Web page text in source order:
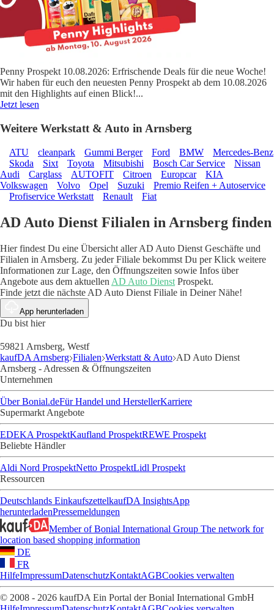
Penny Prospekt 10.08.2026: Erfrischende Deals für die neue Woche!
Wir haben für euch den neuesten Penny Prospekt ab dem 10.08.2026
mit den Highlights auf einen Blick!...
Jetzt lesen
Weitere Werkstatt & Auto in Arnsberg
ATU cleanpark Gummi Berger Ford BMW
Mercedes-Benz
Skoda
Sixt Toyota Mitsubishi Bosch Car Service
Nissan
Audi
Carglass AUTOFIT Citroen Europcar
KIA
Volkswagen
Volvo Opel Suzuki
Premio Reifen + Autoservice
Profiservice Werkstatt
Renault Fiat
AD Auto Dienst Filialen in Arnsberg finden
Hier findest Du eine Übersicht aller AD Auto Dienst Geschäfte und
Filialen in Arnsberg. Zu jeder Filiale bekommst Du per Klick weitere
Informationen zur Lage, den Öffnungszeiten sowie Infos über
Angebote aus dem aktuellen AD Auto Dienst Prospekt.
Finde jetzt die nächste AD Auto Dienst Filiale in Deiner Nähe!
App herunterladen
Du bist hier
59821 Arnsberg, Westf
kaufDA Arnsberg Filialen Werkstatt & Auto AD Auto Dienst
Arnsberg - Adressen & Öffnungszeiten
Unternehmen
Über Bonial.deFür Handel und HerstellerKarriere
Supermarkt Angebote
EDEKA ProspektKaufland ProspektREWE Prospekt
Beliebte Händler
Aldi Nord ProspektNetto ProspektLidl Prospekt
Ressourcen
Deutschlands EinkaufszettelkaufDA InsightsApp
herunterladenPressemeldungen
Member of Bonial International Group The network for
location based shopping information
DE
FR
HilfeImpressumDatenschutzKontaktAGBCookies verwalten
© 2008 - 2026 kaufDA Ein Portal der Bonial International GmbH